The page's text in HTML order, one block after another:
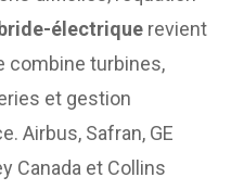
électrique revient
combine turbines,
et gestion
Airbus, Safran, GE
Canada et Collins